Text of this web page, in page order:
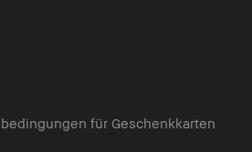
für Geschenkkarten